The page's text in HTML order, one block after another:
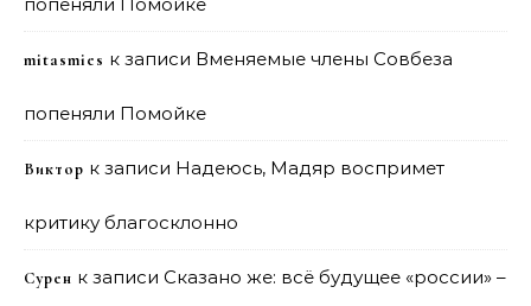
mitasmies к записи Вменяемые члены Совбеза
попеняли Помойке
Виктор к записи Надеюсь, Мадяр воспримет
критику благосклонно
Сурен к записи Сказано же: всё будущее «россии» –